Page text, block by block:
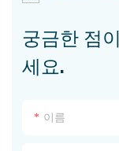
궁금한 점
세요.
이름